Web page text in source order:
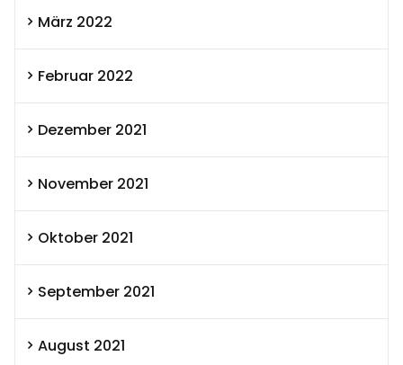
März 2022
Februar 2022
Dezember 2021
November 2021
Oktober 2021
September 2021
August 2021